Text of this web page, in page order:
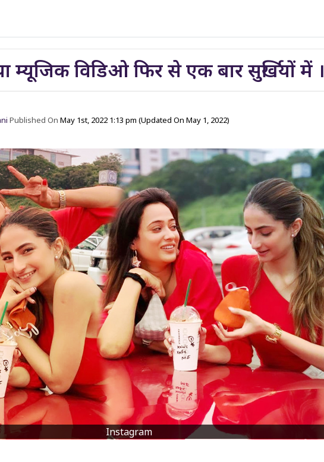
म्यूजिक विडिओ फिर से एक बार सुर्खियों में ।
Published OnMay 1st, 2022 1:13 pm(Updated On May 1, 2022)
Instagram